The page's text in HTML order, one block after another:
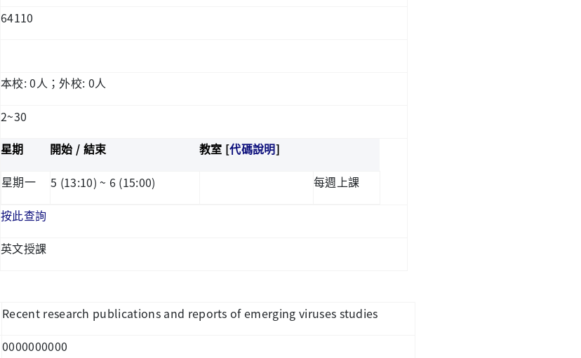
64110
本校: 0 人；外校: 0人
2~30
星期 開始 / 結束 教室 [代碼說明]
星期一 5 (13:10) ~ 6 (15:00) 每週上課
按此查詢
英文授課
Recent research publications and reports of emerging viruses studies
0000000000